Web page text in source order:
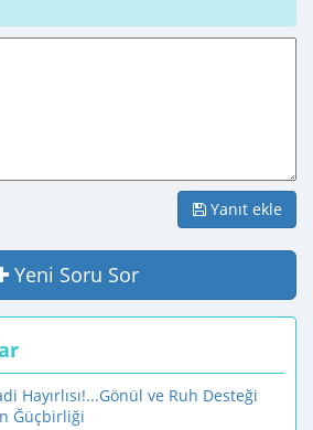
Yanıt ekle
Yeni Soru Sor
Hayırlısı!...Gönül ve Ruh Desteği
Ğüçbirliği